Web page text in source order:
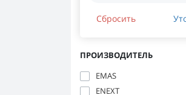
Сбросить
ПРОИЗВОДИТЕЛЬ
EMAS
ENEXT